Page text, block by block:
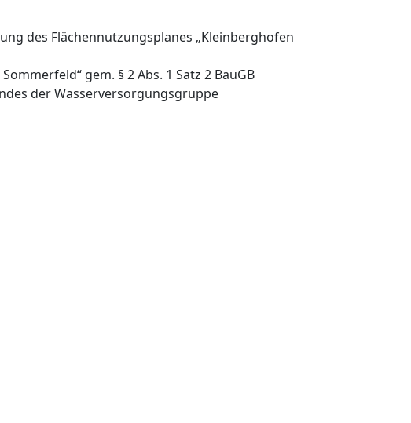
des Flächennutzungsplanes „Kleinberghofen
gem. § 2 Abs. 1 Satz 2 BauGB
der Wasserversorgungsgruppe